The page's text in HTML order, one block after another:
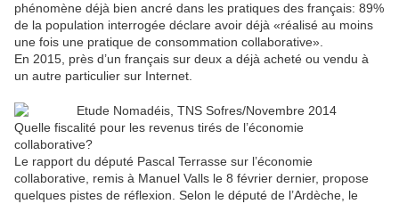
phénomène déjà bien ancré dans les pratiques des français: 89%
de la population interrogée déclare avoir déjà «réalisé au moins
une fois une pratique de consommation collaborative».
En 2015, près d’un français sur deux a déjà acheté ou vendu à
un autre particulier sur Internet.
Quelle fiscalité pour les revenus tirés de l’économie
collaborative?
Le rapport du député Pascal Terrasse sur l’économie
collaborative, remis à Manuel Valls le 8 février dernier, propose
quelques pistes de réflexion. Selon le député de l’Ardèche, le